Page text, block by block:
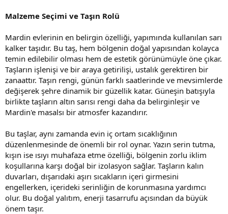
Malzeme Seçimi ve Taşın Rolü
Mardin evlerinin en belirgin özelliği, yapımında kullanılan sarı
kalker taşıdır. Bu taş, hem bölgenin doğal yapısından kolayca
temin edilebilir olması hem de estetik görünümüyle öne çıkar.
Taşların işlenişi ve bir araya getirilişi, ustalık gerektiren bir
zanaattır. Taşın rengi, günün farklı saatlerinde ve mevsimlerde
değişerek şehre dinamik bir güzellik katar. Güneşin batışıyla
birlikte taşların altın sarısı rengi daha da belirginleşir ve
Mardin'e masalsı bir atmosfer kazandırır.
Bu taşlar, aynı zamanda evin iç ortam sıcaklığının
düzenlenmesinde de önemli bir rol oynar. Yazın serin tutma,
kışın ise ısıyı muhafaza etme özelliği, bölgenin zorlu iklim
koşullarına karşı doğal bir izolasyon sağlar. Taşların kalın
duvarları, dışarıdaki aşırı sıcakların içeri girmesini
engellerken, içerideki serinliğin de korunmasına yardımcı
olur. Bu doğal yalıtım, enerji tasarrufu açısından da büyük
önem taşır.